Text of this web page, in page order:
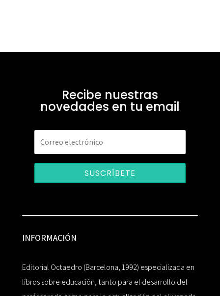
Recibe nuestras
novedades en tu email
SUSCRÍBETE
INFORMACIÓN
Editorial Octaedro (Barcelona, 1992) especializada en
libros sobre educación, tanto para el desarrollo del